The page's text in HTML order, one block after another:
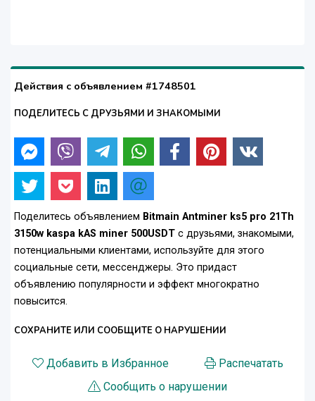
Действия с объявлением #1748501
ПОДЕЛИТЕСЬ С ДРУЗЬЯМИ И ЗНАКОМЫМИ
Поделитесь объявлением Bitmain Antminer ks5 pro 21Th
3150w kaspa kAS miner 500USDT с друзьями, знакомыми,
потенциальными клиентами, используйте для этого
социальные сети, мессенджеры. Это придаст
объявлению популярности и эффект многократно
повысится.
СОХРАНИТЕ ИЛИ СООБЩИТЕ О НАРУШЕНИИ
Добавить в Избранное
Распечатать
Сообщить о нарушении